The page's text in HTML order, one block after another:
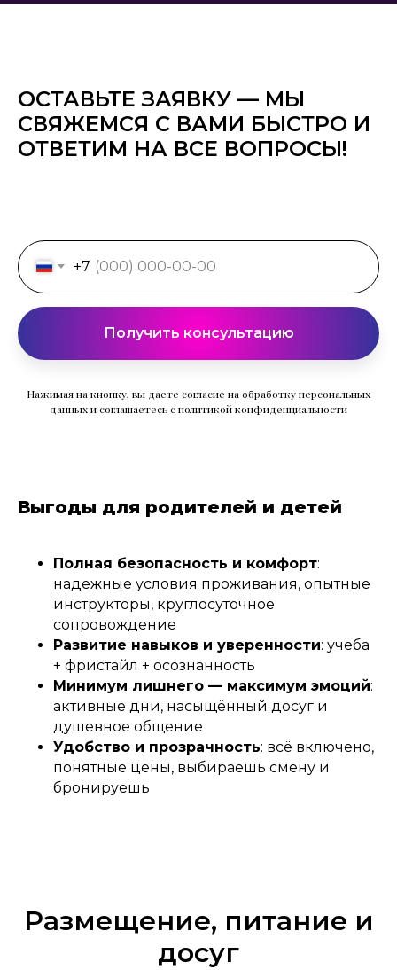
ОСТАВЬТЕ ЗАЯВКУ — МЫ
СВЯЖЕМСЯ С ВАМИ БЫСТРО И
ОТВЕТИМ НА ВСЕ ВОПРОСЫ!
+7
Получить консультацию
Нажимая на кнопку, вы даете согласие на обработку персональных
данных и соглашаетесь c политикой конфиденциальности
Выгоды для родителей и детей
Полная безопасность и комфорт:
надежные условия проживания, опытные
инструкторы, круглосуточное
сопровождение
Развитие навыков и уверенности: учеба
+ фристайл + осознанность
Минимум лишнего — максимум эмоций:
активные дни, насыщённый досуг и
душевное общение
Удобство и прозрачность: всё включено,
понятные цены, выбираешь смену и
бронируешь
Размещение, питание и
досуг